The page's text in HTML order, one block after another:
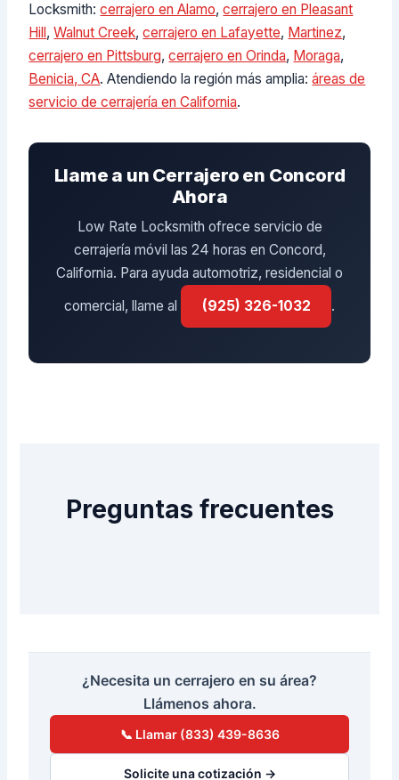
Locksmith:cerrajero en Alamo,cerrajero en Pleasant
Hill,Walnut Creek,cerrajero en Lafayette, Martinez,
cerrajero en Pittsburg,cerrajero en Orinda, Moraga,
Benicia, CA. Atendiendo la región más amplia:áreas de
servicio de cerrajería en California.
Llame a un Cerrajero en Concord
Ahora
Low Rate Locksmith ofrece servicio de
cerrajería móvil las 24 horas en Concord,
California. Para ayuda automotriz, residencial o
comercial, llame al
(925) 326-1032 .
Preguntas frecuentes
¿Necesita un cerrajero en su área?
Llámenos ahora.
📞 Llamar (833) 439-8636
Solicite una cotización →